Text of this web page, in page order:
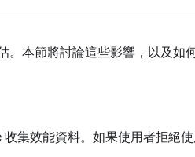
本節將討論這些影響，以及如
集效能資料。如果使用者拒絕